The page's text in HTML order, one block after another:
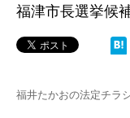
福津市長選挙候
福井たかおの法定チラ